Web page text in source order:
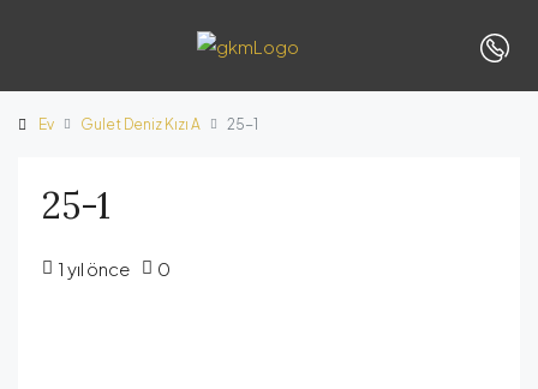
Ev Gulet Deniz Kızı A 25-1
25-1
1 yıl önce 0